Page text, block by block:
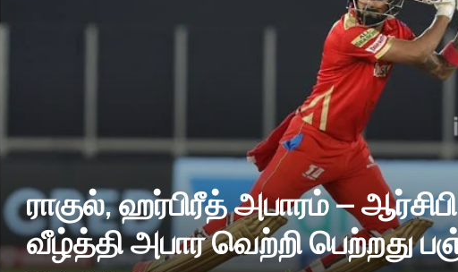
ராகுல், ஹர்பிரீத் அபாரம் –
வீழ்த்தி அபார வெற்றி பெற்றது